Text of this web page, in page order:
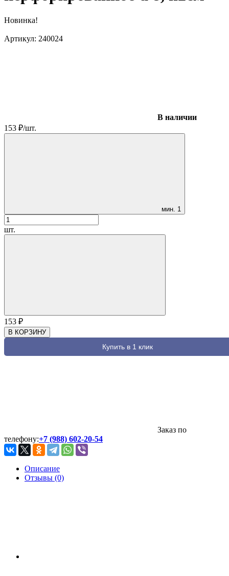
Новинка!
Артикул: 240024
В наличии
153 ₽/шт.
мин. 1
шт.
153 ₽
В КОРЗИНУ
Купить в 1 клик
Заказ по
телефону:+7 (988) 602-20-54
Описание
Отзывы (0)